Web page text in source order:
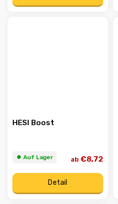
HESI Boost
⏺︎ Auf Lager ab €8,72
Detail